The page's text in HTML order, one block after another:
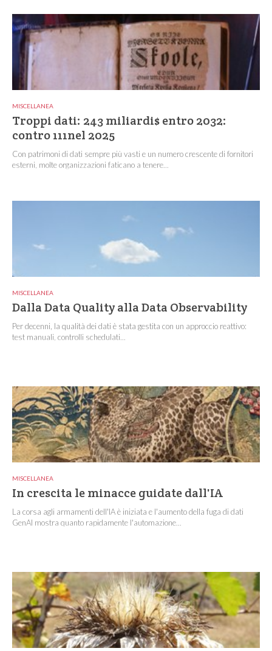
MISCELLANEA
Troppi dati: 243 miliardi$ entro 2032:
contro 111nel 2025
Con patrimoni di dati sempre più vasti e un numero crescente di fornitori
esterni, molte organizzazioni faticano a tenere...
MISCELLANEA
Dalla Data Quality alla Data Observability
Per decenni, la qualità dei dati è stata gestita con un approccio reattivo:
test manuali, controlli schedulati...
MISCELLANEA
In crescita le minacce guidate dall'IA
La corsa agli armamenti dell'IA è iniziata e l'aumento della fuga di dati
GenAI mostra quanto rapidamente l'automazione...